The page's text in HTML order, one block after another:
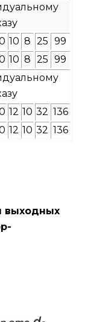
10 8 25 99
10 8 25 99
12 10 32 136
12 10 32 136
выходных